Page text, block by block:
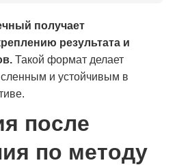
получает
результата и
Такой формат делает
и устойчивым в
после
по методу